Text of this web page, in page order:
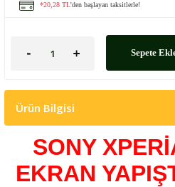
*20,28 TL'den başlayan taksitlerle!
Sepete
Ürün Bilgisi
SONY
EKRAN